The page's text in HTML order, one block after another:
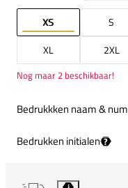
XS S
XL
2XL
Nog maar 2 beschikbaar!
Bedrukkken naam &
Bedrukken initialen ?